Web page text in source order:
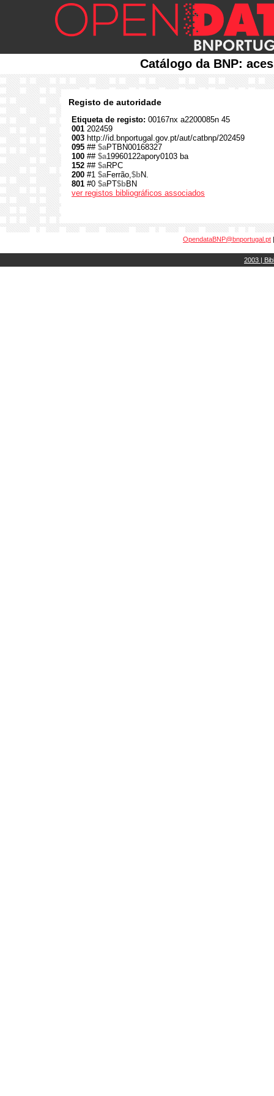
Catálogo da BNP:
Registo de autoridade
Etiqueta de registo: 00167nx a2200085n 45
001 202459
003 http://id.bnportugal.gov.pt/aut/catbnp/202459
095 ## $aPTBN00168327
100 ## $a19960122apory0103 ba
152 ## $aRPC
200 #1 $aFerrão,$bN.
801 #0 $aPT$bBN
ver registos bibliográficos associados
OpendataBNP@bnportugal.pt
2003 |